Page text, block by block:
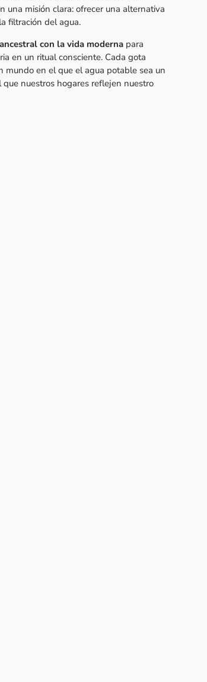
una misión clara: ofrecer una alternativa
filtración del agua.
con la vida modernapara
en un ritual consciente. Cada gota
mundo en el que el agua potable sea un
nuestros hogares reflejen nuestro